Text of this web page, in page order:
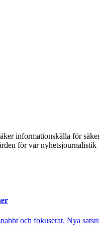
informationskälla för
för vår nyhetsjournalistik
och fokuserat. Nya